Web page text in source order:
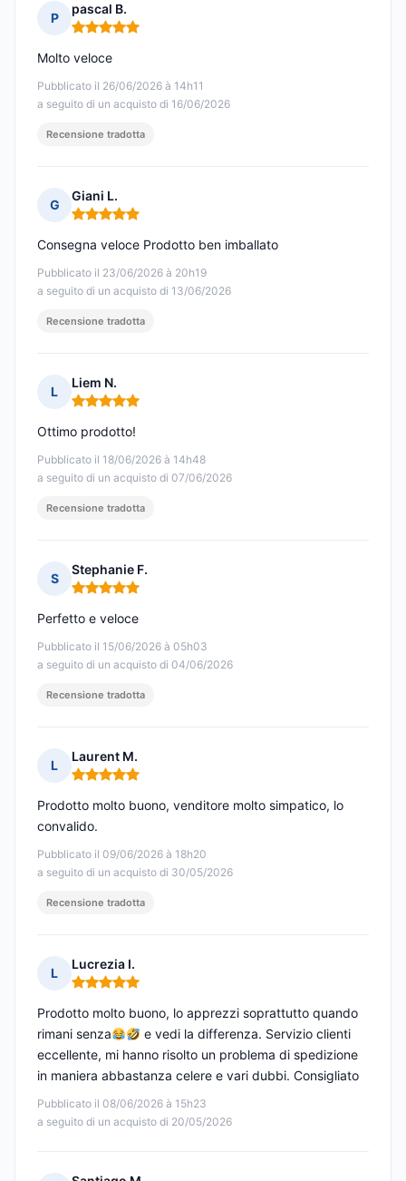
P
pascal B.
Nota: 5 su 5
Pubblicato il 26/06/2026 à 14h11
a seguito di un acquisto di 16/06/2026
Molto veloce
Recensione tradotta
G
Giani L.
Nota: 5 su 5
Pubblicato il 23/06/2026 à 20h19
a seguito di un acquisto di 13/06/2026
Consegna veloce Prodotto ben imballato
Recensione tradotta
L
Liem N.
Nota: 5 su 5
Pubblicato il 18/06/2026 à 14h48
a seguito di un acquisto di 07/06/2026
Ottimo prodotto!
Recensione tradotta
S
Stephanie F.
Nota: 5 su 5
Pubblicato il 15/06/2026 à 05h03
a seguito di un acquisto di 04/06/2026
Perfetto e veloce
Recensione tradotta
L
Laurent M.
Nota: 5 su 5
Pubblicato il 09/06/2026 à 18h20
a seguito di un acquisto di 30/05/2026
Prodotto molto buono, venditore molto simpatico, lo
convalido.
Recensione tradotta
L
Lucrezia I.
Nota: 5 su 5
Pubblicato il 08/06/2026 à 15h23
a seguito di un acquisto di 20/05/2026
Prodotto molto buono, lo apprezzi soprattutto quando
rimani senza
e vedi la differenza. Servizio clienti
eccellente, mi hanno risolto un problema di spedizione
in maniera abbastanza celere e vari dubbi. Consigliato